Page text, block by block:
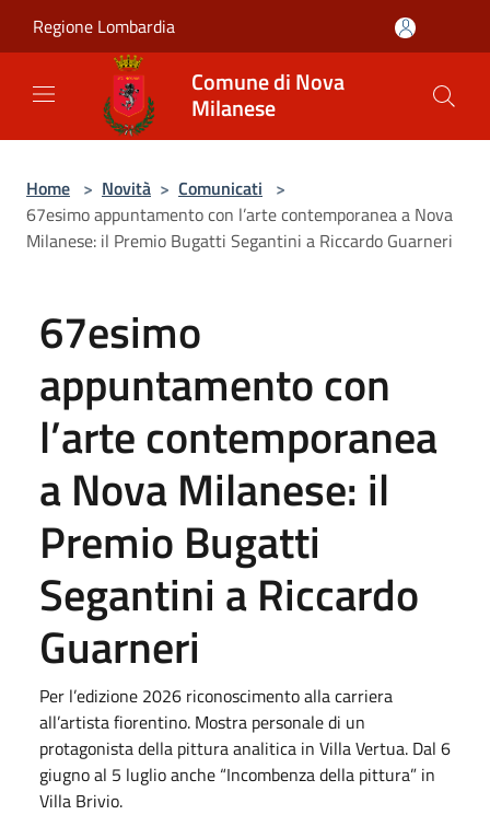
Regione Lombardia
Comune di Nova
Milanese
Home > Novità > Comunicati >
67esimo appuntamento con l’arte contemporanea a Nova
Milanese: il Premio Bugatti Segantini a Riccardo Guarneri
67esimo
appuntamento con
l’arte contemporanea
a Nova Milanese: il
Premio Bugatti
Segantini a Riccardo
Guarneri
Per l’edizione 2026 riconoscimento alla carriera
all’artista fiorentino. Mostra personale di un
protagonista della pittura analitica in Villa Vertua. Dal 6
giugno al 5 luglio anche “Incombenza della pittura” in
Villa Brivio.